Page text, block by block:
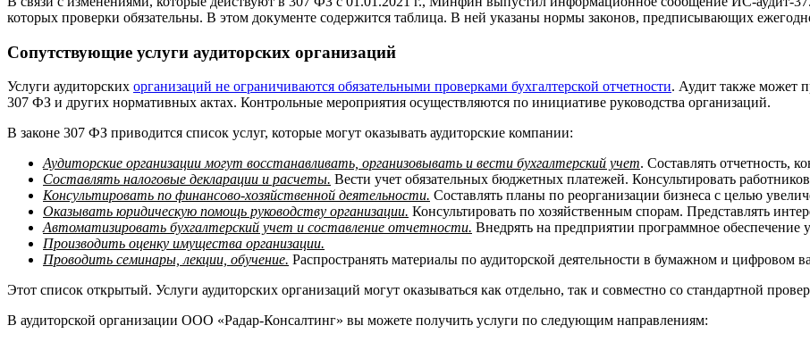
которых проверки обязательны. В этом документе содержится таблица. В ней указаны нормы законов, предписывающих
Сопутствующие услуги аудиторских организаций
Услуги аудиторских организаций не ограничиваются обязательными проверками бухгалтерской отчетности. Аудит также может
307 ФЗ и других нормативных актах. Контрольные мероприятия осуществляются по инициативе руководства организаций.
В законе 307 ФЗ приводится список услуг, которые могут оказывать аудиторские компании:
Аудиторские организации могут восстанавливать, организовывать и вести бухгалтерский учет. Составлять отчетность,
Составлять налоговые декларации и расчеты. Вести учет обязательных бюджетных платежей. Консультировать
Консультировать по финансово-хозяйственной деятельности. Составлять планы по реорганизации бизнеса с целью
Оказывать юридическую помощь руководству организации. Консультировать по хозяйственным спорам. Представлять
Автоматизировать бухгалтерский учет и составление отчетности. Внедрять на предприятии программное обеспечение
Производить оценку имущества организации.
Проводить семинары, лекции, обучение. Распространять материалы по аудиторской деятельности в бумажном и цифровом
Этот список открытый. Услуги аудиторских организаций могут оказываться как отдельно, так и совместно со стандартной
В аудиторской организации ООО «Радар-Консалтинг» вы можете получить услуги по следующим направлениям: